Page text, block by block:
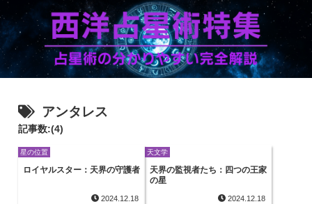
アンタレス
記事数:(4)
星の位置
ロイヤルスター：天界の守護者
2024.12.18
天文学
天界の監視者たち：四つの王家
の星
2024.12.18